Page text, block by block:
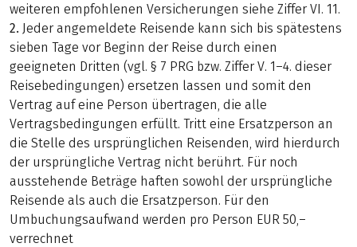
weiteren empfohlenen Versicherungen siehe Ziffer VI. 11.
2. Jeder angemeldete Reisende kann sich bis spätestens
sieben Tage vor Beginn der Reise durch einen
geeigneten Dritten (vgl. § 7 PRG bzw. Ziffer V. 1–4. dieser
Reisebedingungen) ersetzen lassen und somit den
Vertrag auf eine Person übertragen, die alle
Vertragsbedingungen erfüllt. Tritt eine Ersatzperson an
die Stelle des ursprünglichen Reisenden, wird hierdurch
der ursprüngliche Vertrag nicht berührt. Für noch
ausstehende Beträge haften sowohl der ursprüngliche
Reisende als auch die Ersatzperson. Für den
Umbuchungsaufwand werden pro Person EUR 50,–
verrechnet